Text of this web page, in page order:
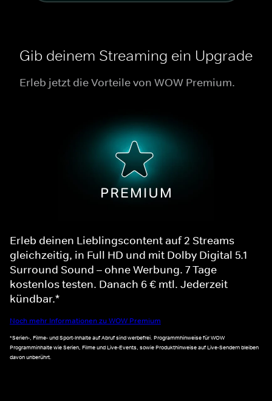
Gib deinem Streaming ein Upgrade
Erleb jetzt die Vorteile von WOW Premium.
Erleb deinen Lieblingscontent auf 2 Streams
gleichzeitig, in Full HD und mit Dolby Digital 5.1
Surround Sound – ohne Werbung. 7 Tage
kostenlos testen. Danach 6 € mtl. Jederzeit
kündbar.*
Noch mehr Informationen zu WOW Premium
*Serien-, Filme- und Sport-Inhalte auf Abruf sind werbefrei. Programmhinweise für WOW
Programminhalte wie Serien, Filme und Live-Events, sowie Produkthinweise auf Live-Sendern bleiben
davon unberührt.